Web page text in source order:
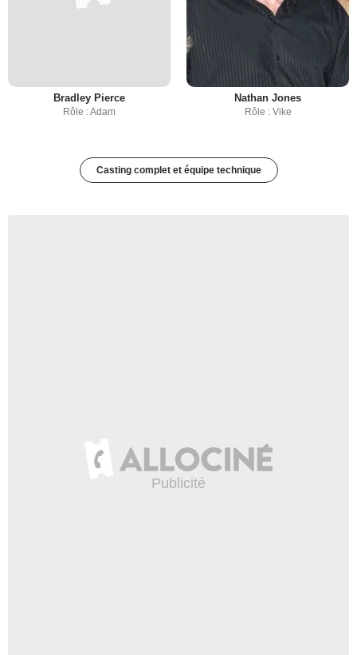
Bradley Pierce
Rôle : Adam
Nathan Jones
Rôle : Vike
Casting complet et équipe technique